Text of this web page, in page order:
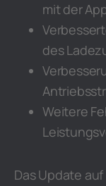
mit der
des
Weitere
Das Update